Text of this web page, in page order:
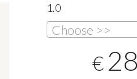
1.0
Choose >>
€ 28